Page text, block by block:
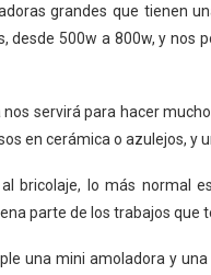
grandes que tienen
desde 500w a 800w, y nos
servirá para hacer
en cerámica o azulejos, y
bricolaje, lo más normal
parte de los trabajos que
una mini amoladora y